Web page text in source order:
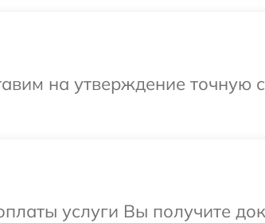
на утверждение точную
услуги Вы получите